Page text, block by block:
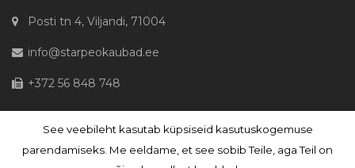
Posti tn 4, Viljandi, 71004
info@starpeokaubad.ee
+372 56 848 748
© Haljaste OÜ 2020 - Registrikood 10645867
See veebileht kasutab küpsiseid kasutuskogemuse
parendamiseks. Me eeldame, et see sobib Teile, aga Teil on